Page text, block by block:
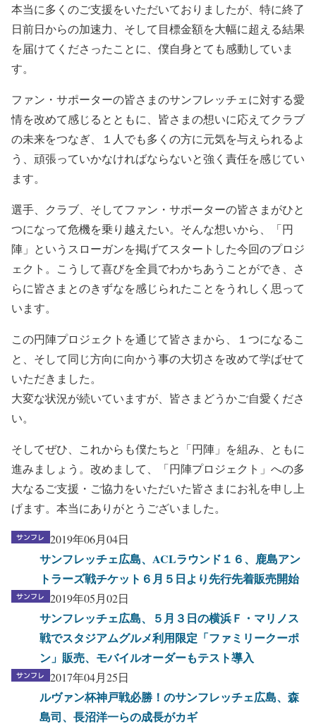
本当に多くのご支援をいただいておりましたが、特に終了
日前日からの加速力、そして目標金額を大幅に超える結果
を届けてくださったことに、僕自身とても感動していま
す。
ファン・サポーターの皆さまのサンフレッチェに対する愛
情を改めて感じるとともに、皆さまの想いに応えてクラブ
の未来をつなぎ、１人でも多くの方に元気を与えられるよ
う、頑張っていかなければならないと強く責任を感じてい
ます。
選手、クラブ、そしてファン・サポーターの皆さまがひと
つになって危機を乗り越えたい。そんな想いから、「円
陣」というスローガンを掲げてスタートした今回のプロジ
ェクト。こうして喜びを全員でわかちあうことができ、さ
らに皆さまとのきずなを感じられたことをうれしく思って
います。
この円陣プロジェクトを通じて皆さまから、１つになるこ
と、そして同じ方向に向かう事の大切さを改めて学ばせて
いただきました。
大変な状況が続いていますが、皆さまどうかご自愛くださ
い。
そしてぜひ、これからも僕たちと「円陣」を組み、ともに
進みましょう。改めまして、「円陣プロジェクト」への多
大なるご支援・ご協力をいただいた皆さまにお礼を申し上
げます。本当にありがとうございました。
2019年06月04日
サンフレッチェ広島、ACLラウンド１６、鹿島アン
トラーズ戦チケット６月５日より先行先着販売開始
2019年05月02日
サンフレッチェ広島、５月３日の横浜Ｆ・マリノス
戦でスタジアムグルメ利用限定「ファミリークーポ
ン」販売、モバイルオーダーもテスト導入
2017年04月25日
ルヴァン杯神戸戦必勝！のサンフレッチェ広島、森
島司、長沼洋一らの成長がカギ